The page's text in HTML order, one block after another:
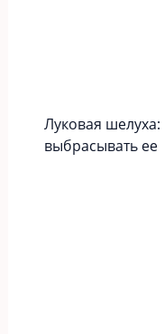
Луковая
выбрасывать ее